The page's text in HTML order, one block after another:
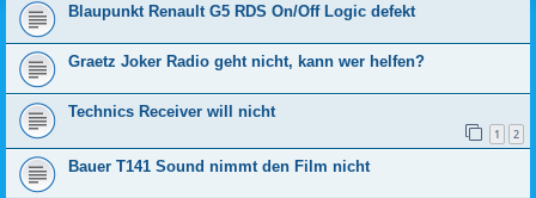
Blaupunkt Renault G5 RDS On/Off Logic defekt
Graetz Joker Radio geht nicht, kann wer helfen?
Technics Receiver will nicht
1 2
Bauer T141 Sound nimmt den Film nicht